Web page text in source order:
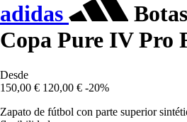
adidas
Copa Pure IV Pro
Desde
150,00 € 120,00 € -20%
Zapato de fútbol con parte superior